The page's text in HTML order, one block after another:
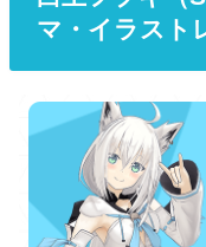
マ・イラスト